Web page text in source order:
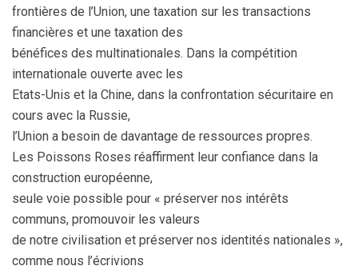
frontières de l’Union, une taxation sur les transactions
financières et une taxation des
bénéfices des multinationales. Dans la compétition
internationale ouverte avec les
Etats-Unis et la Chine, dans la confrontation sécuritaire en
cours avec la Russie,
l’Union a besoin de davantage de ressources propres.
Les Poissons Roses réaffirment leur confiance dans la
construction européenne,
seule voie possible pour « préserver nos intérêts
communs, promouvoir les valeurs
de notre civilisation et préserver nos identités nationales »,
comme nous l’écrivions